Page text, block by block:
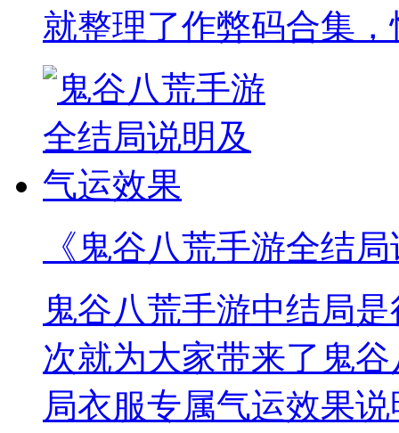
就整理了作弊码合集
《鬼谷八荒手游全结
鬼谷八荒手游中结局
次就为大家带来了鬼
局衣服专属气运效果